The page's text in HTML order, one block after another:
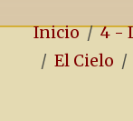
Inicio
4 -
El Cielo